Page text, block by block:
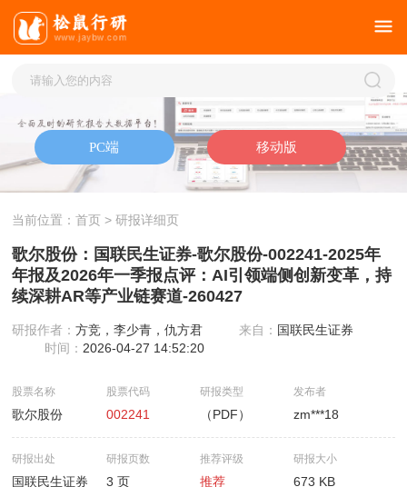
当前位置：首页 > 研报详细页
歌尔股份：国联民生证券-歌尔股份-002241-2025年
年报及2026年一季报点评：AI引领端侧创新变革，持
续深耕AR等产业链赛道-260427
研报作者：方竞，李少青，仇方君 来自： 国联民生证券
时间： 2026-04-27 14:52:20
股票名称
歌尔股份
股票代码
002241
研报类型
（PDF）
发布者
zm***18
研报出处
国联民生证券
研报页数
3 页
推荐评级
推荐
研报大小
673 KB